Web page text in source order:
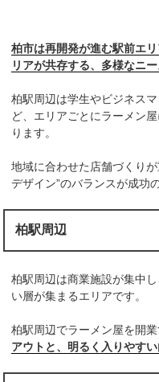
柏市は再開発が進む駅前エ
リアが共存する、多様なニー
柏駅周辺は学生やビジネス
ど、エリアごとにラーメン
ります。
地域に合わせた店舗づくり
デザイン”のバランスが成功
柏駅周辺
柏駅周辺は商業施設が集中
い層が集まるエリアです。
柏駅周辺でラーメン屋を開業
アウトと、明るく入りやす